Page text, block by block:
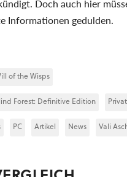
Doch auch hier
Informationen gedulden.
of the Wisps
Forest: Definitive Edition
PC Artikel News Vali